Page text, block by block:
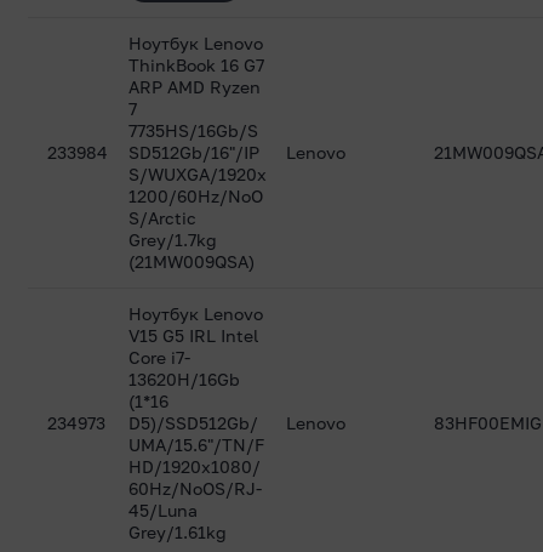
233984
Ноутбук Lenovo
ThinkBook 16 G7
ARP AMD Ryzen
7
7735HS/16Gb/S
SD512Gb/16"/IP
S/WUXGA/1920x
1200/60Hz/NoO
S/Arctic
Grey/1.7kg
(21MW009QSA)
Lenovo
234973
Ноутбук Lenovo
V15 G5 IRL Intel
Core i7-
13620H/16Gb
(1*16
D5)/SSD512Gb/
UMA/15.6"/TN/F
HD/1920x1080/
60Hz/NoOS/RJ-
45/Luna
Grey/1.61kg
Lenovo 83HF00EMIG